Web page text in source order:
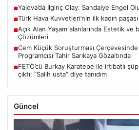
■Yalova’da İlginç Olay: Sandalye Engel
■Türk Hava Kuvvetleri’nin ilk kadın
■Açık Alan Yaşam alanlarında Estetik ve
Çözümleri
■Cem Küçük Soruşturması
Programcısı Tahir Sarıkaya Gözaltında
■FETÖ’cü Burkay Karatepe ile irtibatlı
çıktı: “Salih usta” diye tanıdım
Güncel